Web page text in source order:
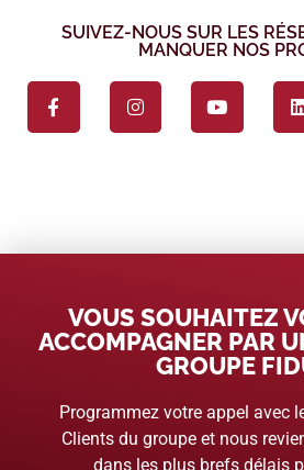
SUIVEZ-NOUS SUR LES
MANQUER NOS
VOUS SOUHAITEZ
ACCOMPAGNER PAR
GROUPE
Programmez votre appel avec
Clients du groupe et nous
dans les plus brefs délais